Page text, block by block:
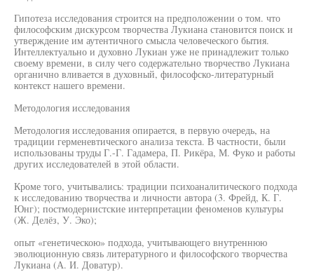
Гипотеза исследования строится на предположении о том. что
философским дискурсом творчества Лукиана становится поиск и
утверждение им аутентичного смысла человеческого бытия.
Интеллектуально и духовно Лукиан уже не принадлежит только
своему времени, в силу чего содержательно творчество Лукиана
органично вливается в духовный, философско-литературный
контекст нашего времени.
Методология исследования
Методология исследования опирается, в первую очередь, на
традиции герменевтического анализа текста. В частности, были
использованы труды Г.-Г. Гадамера, П. Рикёра, М. Фуко и работы
других исследователей в этой области.
Кроме того, учитывались: традиции психоаналитического подхода
к исследованию творчества и личности автора (3. Фрейд, К. Г.
Юнг); постмодернистские интерпретации феноменов культуры
(Ж. Делёз, У. Эко);
опыт «генетическою» подхода, учитывающего внутреннюю
эволюционную связь литературного и философского творчества
Лукиана (А. И. Доватур).